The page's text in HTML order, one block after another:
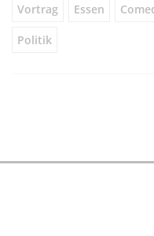
Vortrag Essen
Politik